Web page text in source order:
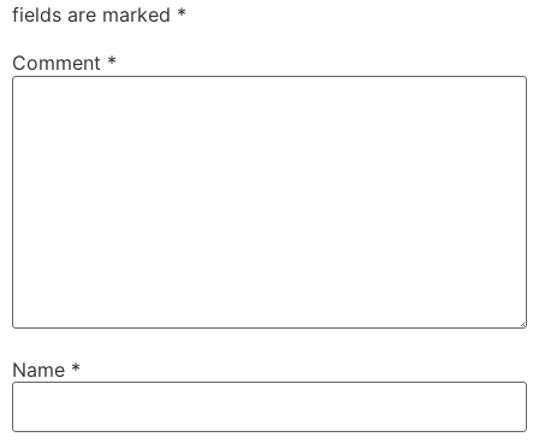
fields are marked *
Comment *
Name *